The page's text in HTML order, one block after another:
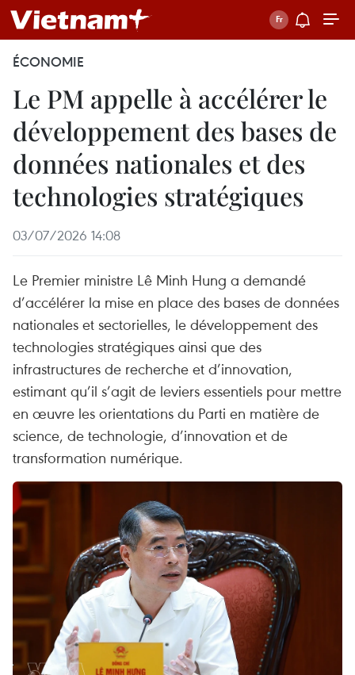
ÉCONOMIE
Le PM appelle à accélérer le
développement des bases de
données nationales et des
technologies stratégiques
03/07/2026 14:08
Le Premier ministre Lê Minh Hung a demandé
d’accélérer la mise en place des bases de données
nationales et sectorielles, le développement des
technologies stratégiques ainsi que des
infrastructures de recherche et d’innovation,
estimant qu’il s’agit de leviers essentiels pour mettre
en œuvre les orientations du Parti en matière de
science, de technologie, d’innovation et de
transformation numérique.